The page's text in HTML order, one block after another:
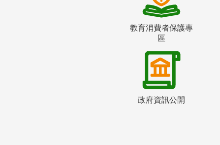
教育消費者保護專
區
政府資訊公開